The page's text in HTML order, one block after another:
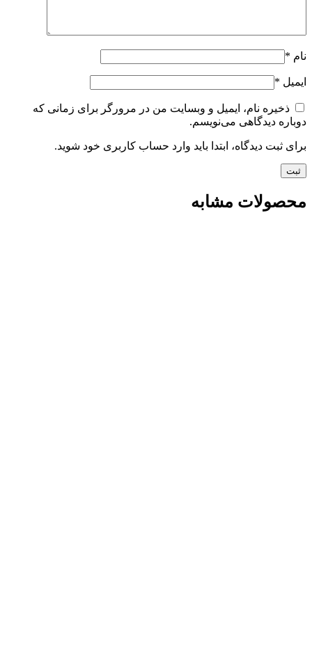
نام *
ایمیل *
ذخیره نام، ایمیل و وبسایت من در مرورگر برای زمانی که
دوباره دیدگاهی می‌نویسم.
برای ثبت دیدگاه، ابتدا باید وارد حساب کاربری خود شوید.
محصولات مشابه